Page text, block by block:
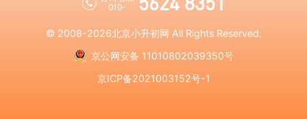
010-
© 2008-2026北京小升初网 All Rights Reserved.
京公网安备 11010802039350号
京ICP备2021003152号-1